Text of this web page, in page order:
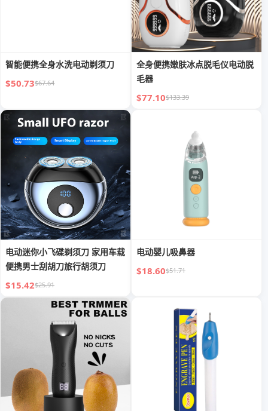
智能便携全身水洗电动剃须刀
$50.73$67.64
全身便携嫩肤冰点脱毛仪电动脱
毛器
$77.10$133.39
电动迷你小飞碟剃须刀 家用车载
便携男士刮胡刀旅行胡须刀
$15.42$25.91
电动婴儿吸鼻器
$18.60$51.71